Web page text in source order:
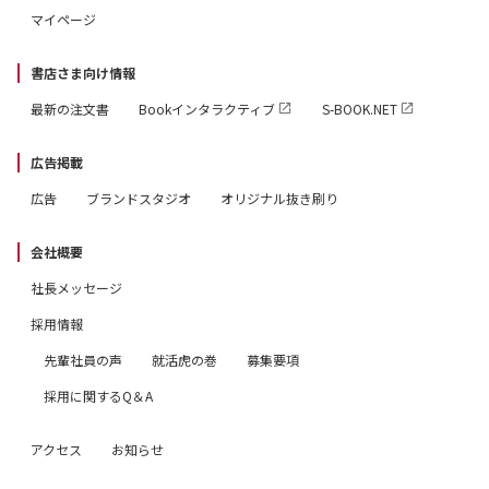
マイページ
書店さま向け情報
最新の注文書
Bookインタラクティブ S-BOOK.NET
広告掲載
広告
ブランドスタジオ オリジナル抜き刷り
会社概要
社長メッセージ
採用情報
先輩社員の声
就活虎の巻
募集要項
採用に関するQ＆A
アクセス お知らせ